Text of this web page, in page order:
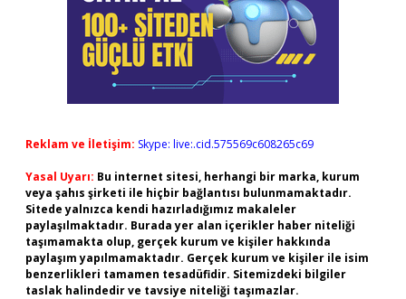
Reklam ve İletişim: Skype: live:.cid.575569c608265c69
Yasal Uyarı: Bu internet sitesi, herhangi bir marka, kurum
veya şahıs şirketi ile hiçbir bağlantısı bulunmamaktadır.
Sitede yalnızca kendi hazırladığımız makaleler
paylaşılmaktadır. Burada yer alan içerikler haber niteliği
taşımamakta olup, gerçek kurum ve kişiler hakkında
paylaşım yapılmamaktadır. Gerçek kurum ve kişiler ile isim
benzerlikleri tamamen tesadüfidir. Sitemizdeki bilgiler
taslak halindedir ve tavsiye niteliği taşımazlar.